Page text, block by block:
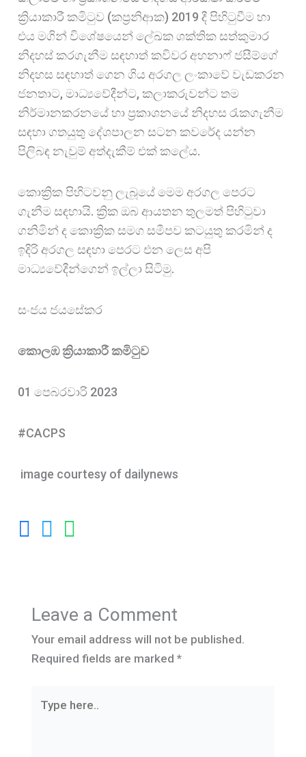
ක්‍රියාකාරී කමිටුව (කප්‍රනිආක) 2019 දී පිහිටුවීම හා
එය මගින් වි⁣ශේෂයෙන් ලේඛක ශක්තික සත්කුමාර
නිදහස් කරගැනීම සඳහාත් කවිවර අහනාෆ් ජසීම්ගේ
නිදහස සඳහාත් ගෙන ගිය අරගල ලංකාවේ වැඩකරන
ජනතාට, මාධ්‍යවේදීන්ට, කලාකරුවන්ට තම
නිර්මානකරනයේ හා ප්‍රකාශනයේ නිදහස රැකගැනීම
සඳහා ගතයුතු දේශපාලන සටන කවරේද යන්න
පිලිබඳ නැවුම් අත්දැකීම් එක් කලේය.
කොක්‍රික පිහිටවනු ලැබූයේ මෙම අරගල පෙරට
ගැනීම සඳහායි. ක්‍රික ඔබ ආයතන තුලමත් පිහිටුවා
ගනිමින් ද කොක්‍රික සමග සමීපව කටයුතු කරමින් ද
ඉදිරි අරගල සඳහා පෙරට එන ලෙස අපි
මාධ්‍යවේදීන්ගෙන් ඉල්ලා සිටිමු.
සංජය ජයසේකර
කොලඹ ක්‍රියාකාරී කමිටුව
01 පෙබරවාරි 2023
#CACPS
image courtesy of dailynews
Leave a Comment
Your email address will not be published.
Required fields are marked *
here..